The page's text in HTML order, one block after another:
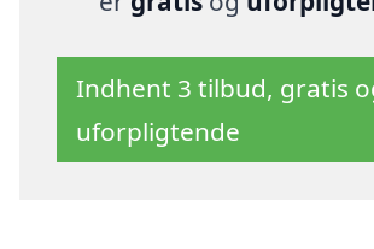
Indhent 3 tilbud, gratis
uforpligtende